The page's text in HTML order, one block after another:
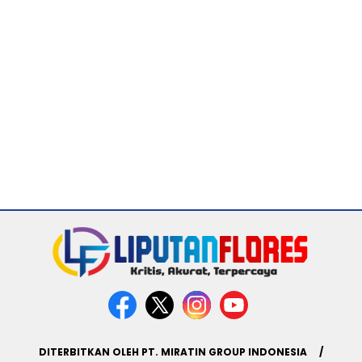
DITERBITKAN OLEH PT. MIRATIN GROUP INDONESIA